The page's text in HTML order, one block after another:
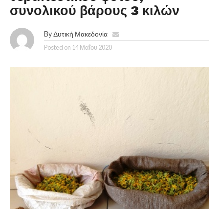
συνολικού βάρους 3 κιλών
By Δυτική Μακεδονία
Posted on 14 Μαΐου 2020